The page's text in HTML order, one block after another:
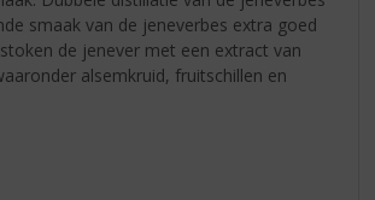
smaak van de jeneverbes extra goed
de jenever met een extract van
alsemkruid, fruitschillen en